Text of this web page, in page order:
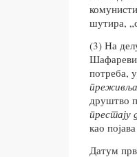
шутира,
(3) На
потреба,
друштво
престају
као
Датум